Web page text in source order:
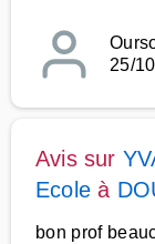
25/
Avis sur
Ecole à
bon prof